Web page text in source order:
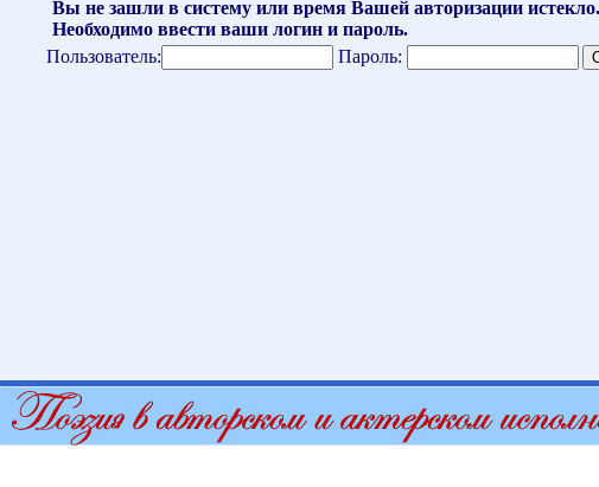
Вы не зашли в систему или время Вашей авторизации истекло.
Необходимо ввести ваши логин и пароль.
Пользователь:
Пароль: